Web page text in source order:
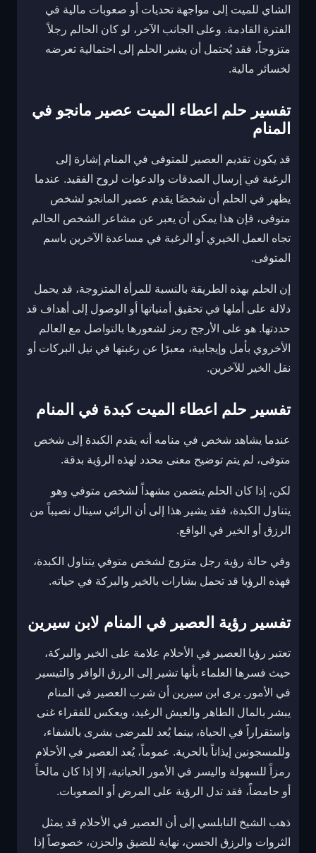
الشاي للميت إلى مواجهة تحديات أو صعوبات مالية في
الفترة القادمة. وعلى الجانب الآخر، لو كان الحالم رجلاً
متزوجاً، فقد يُحتمل أن يشير الحلم إلى احتمالية تعرضه
لخسائر مالية.
تفسير حلم اعطاء الميت عصير مانجو في
المنام
قد يكون تقديم العصير للمتوفى في المنام إشارة إلى
الرغبة في إرسال الصدقات والدعوات لروح الفقيد. عندما
يظهر في الحلم أن شخصًا يقدم عصير المانجو لشخص
متوفى، فإن هذا يمكن أن يعبر عن مشاعر الشخص الحالم
تجاه العمل الخيري أو الرغبة في مساعدة الآخرين باسم
المتوفى.
إن الحلم بهذه الطريقة بالنسبة للمرأة المتزوجة، قد يحمل
دلالة على أملها في تحقيق أمنياتها أو الوصول إلى أهداف قد
حددتها. هو على الأرجح رمز لشعورها بالتواصل مع العالم
الأخروي بأمل وإيجابية، معبرًا عن رغبتها في نيل البركات أو
نقل الخير للآخرين.
تفسير حلم اعطاء الميت كبدة في المنام
عندما يشاهد شخص في منامه أنه يقدم الكبدة إلى شخص
متوفى، لم يتم توضيح معنى محدد لهذه الرؤية بدقة.
لكن، إذا كان الحلم يتضمن مشهداً لشخص متوفي وهو
يتناول الكبدة، فقد يشير هذا إلى أن الرائي سينال نصيباً من
الرزق أو الخير في الواقع.
وفي حالة رؤية رجل متزوج لشخص متوفي يتناول الكبدة،
فهذه الرؤيا قد تحمل بشارات بالخير والبركة في حياته.
تفسير رؤية العصير في المنام لابن سيرين
تعتبر رؤيا العصير في الأحلام علامة على الخير والبركة،
حيث فسرها العلماء بأنها تشير إلى الرزق الوافر والتيسير
في الأمور. يرى ابن سيرين أن شرب العصير في المنام
يبشر بالمال الطاهر والعيش الرغيد، ويعكس للفقراء غنى
واستقراراً في الحياة، بينما يُعد للمرضى بشرى بالشفاء،
وللمسجونين إيذاناً بالحرية. عموماً، يُعد العصير في الأحلام
رمزاً للسهولة واليسر في الأمور الحياتية، إلا إذا كان مالحاً
أو حامضاً، فقد تدل الرؤية على المرض أو الصعوبات.
ذهب الشيخ النابلسي إلى أن العصير في الأحلام قد يمثل
الثروات والرزق الحسن، نهاية للضيق والحزن، خصوصاً إذا